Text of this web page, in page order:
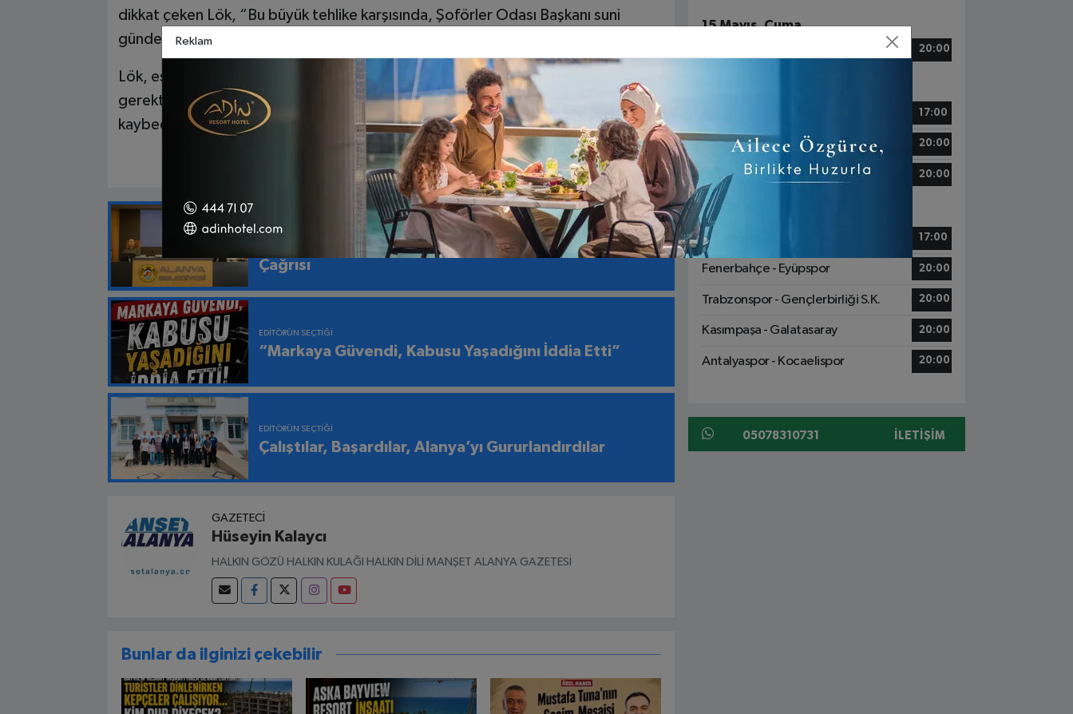
dikkat çeken Lök, “Bu büyük tehlike karşısında, Şoförler Odası Başkanı suni
gündemlerle oyalanmak yerine, kalıcı çözümler üretmelidir” dedi.
Lök, esnafı tehdit etmek yerine teknolojiye uyumlu yeni modeller geliştirilmesi
gerektiğini dile getirerek, aksi takdirde Alanya’daki taksi duraklarının değer
kaybederek işlevsiz hale geleceğini vurguladı.
EDITÖRÜN SEÇTIĞI
“Bu Deniz Hepimizin” Alanya’dan Akdeniz’i Kurtarma
Çağrısı
EDITÖRÜN SEÇTIĞI
“Markaya Güvendi, Kabusu Yaşadığını İddia Etti”
EDITÖRÜN SEÇTIĞI
Çalıştılar, Başardılar, Alanya’yı Gururlandırdılar
GAZETECI
Hüseyin Kalaycı
HALKIN GÖZÜ HALKIN KULAĞI HALKIN DİLİ MANŞET ALANYA GAZETESİ
Bunlar da ilginizi çekebilir
15 Mayıs, Cuma
20:00
17:00
Gaziantep FK - Başakşehir 20:00
Samsunspor - Göztepe 20:00
17 Mayıs, Pazar
Kayserispor - Konyaspor
17:00
Fenerbahçe - Eyüpspor 20:00
Trabzonspor - Gençlerbirliği S.K. 20:00
Kasımpaşa - Galatasaray 20:00
Antalyaspor - Kocaelispor 20:00
05078310731 İLETIŞIM
Reklam